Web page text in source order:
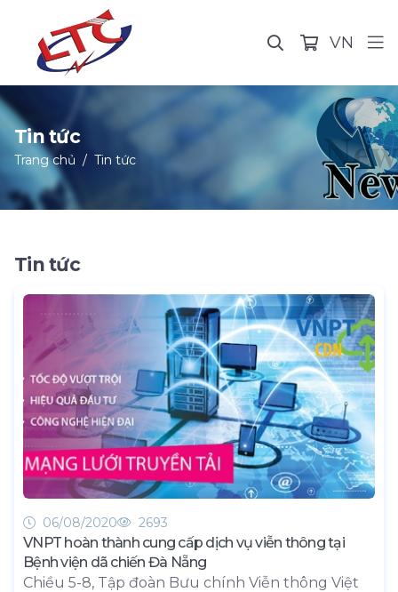
VN
Tin tức
Trang chủ Tin tức
Tin tức
06/08/2020 2693
VNPT hoàn thành cung cấp dịch vụ viễn thông tại
Bệnh viện dã chiến Đà Nẵng
Chiều 5-8, Tập đoàn Bưu chính Viễn thông Việt